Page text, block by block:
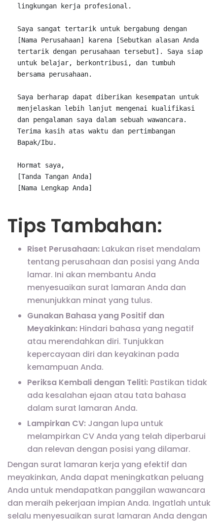
lingkungan kerja profesional.
Saya sangat tertarik untuk bergabung dengan
[Nama Perusahaan] karena [Sebutkan alasan
tertarik dengan perusahaan tersebut]. Saya siap
untuk
belajar, berkontribusi,
bersama perusahaan.
Saya berharap dapat diberikan
kesempatan untuk
menjelaskan lebih lanjut mengenai kualifikasi
dan pengalaman saya dalam sebuah wawancara.
Hormat saya,
[Tanda Tangan
[Nama Lengkap Anda]
Tips Tambahan:
Riset Perusahaan: Lakukan riset mendalam
tentang perusahaan dan posisi yang Anda
lamar. Ini akan membantu Anda
menyesuaikan surat lamaran Anda dan
menunjukkan minat yang tulus.
Gunakan Bahasa yang Positif dan
Meyakinkan: Hindari bahasa yang negatif
atau merendahkan diri. Tunjukkan
kepercayaan diri dan keyakinan pada
kemampuan Anda.
Periksa Kembali dengan Teliti: Pastikan tidak
ada kesalahan ejaan atau tata bahasa
dalam surat lamaran Anda.
Lampirkan CV: Jangan lupa untuk
melampirkan CV Anda yang telah diperbarui
dan relevan dengan posisi yang dilamar.
Dengan surat lamaran kerja yang efektif dan
meyakinkan, Anda dapat meningkatkan peluang
Anda untuk mendapatkan panggilan wawancara
dan meraih pekerjaan impian Anda. Ingatlah untuk
selalu menyesuaikan surat lamaran Anda dengan